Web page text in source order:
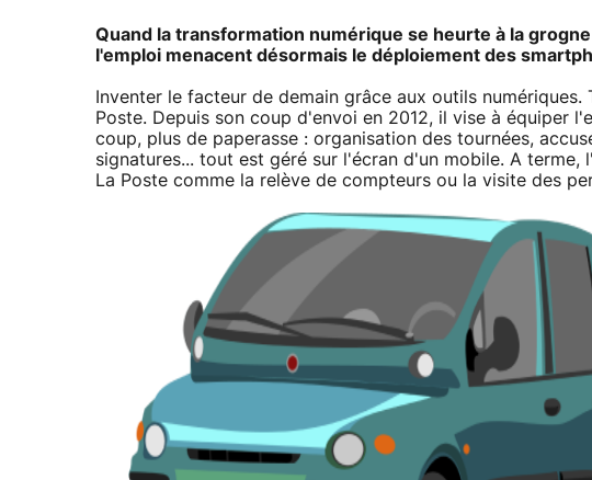
Quand la transformation numérique se heurte à la
l'emploi menacent désormais le déploiement des
Inventer le facteur de demain grâce aux outils numériques.
Poste. Depuis son coup d'envoi en 2012, il vise à équiper
coup, plus de paperasse : organisation des tournées,
signatures... tout est géré sur l'écran d'un mobile. A
La Poste comme la relève de compteurs ou la visite des